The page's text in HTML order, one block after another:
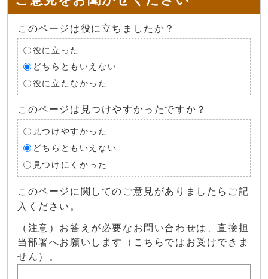
このページは役に立ちましたか？
役に立った
どちらともいえない
役に立たなかった
このページは見つけやすかったですか？
見つけやすかった
どちらともいえない
見つけにくかった
このページに関してのご意見がありましたらご記
入ください。
（注意）お答えが必要なお問い合わせは、直接担
当部署へお願いします（こちらではお受けできま
せん）。